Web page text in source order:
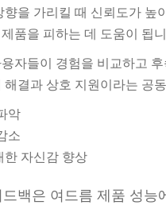
을 가리킬 때 신뢰도가 높
품을 피하는 데 도움이 됩
자들이 경험을 비교하고
결과 상호 지원이라는 공
악
소
한 자신감 향상
백은 여드름 제품 성